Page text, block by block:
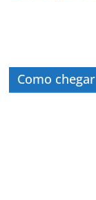
Como chegar